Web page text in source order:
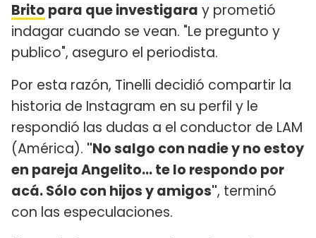
Brito para que investigara y prometió
indagar cuando se vean. "Le pregunto y
publico", aseguro el periodista.
Por esta razón, Tinelli decidió compartir la
historia de Instagram en su perfil y le
respondió las dudas a el conductor de LAM
(América). "No salgo con nadie y no estoy
en pareja Angelito... te lo respondo por
acá. Sólo con hijos y amigos", terminó
con las especulaciones.